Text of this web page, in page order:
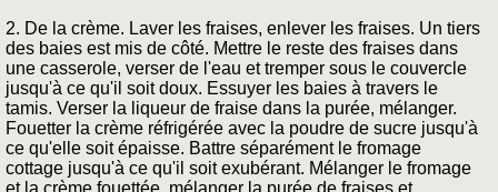
2. De la crème. Laver les fraises, enlever les fraises. Un tiers
des baies est mis de côté. Mettre le reste des fraises dans
une casserole, verser de l'eau et tremper sous le couvercle
jusqu'à ce qu'il soit doux. Essuyer les baies à travers le
tamis. Verser la liqueur de fraise dans la purée, mélanger.
Fouetter la crème réfrigérée avec la poudre de sucre jusqu'à
ce qu'elle soit épaisse. Battre séparément le fromage
cottage jusqu'à ce qu'il soit exubérant. Mélanger le fromage